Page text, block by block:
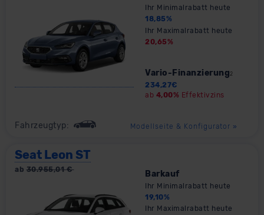
Ihr Minimalrabatt heute
18,85%
Ihr Maximalrabatt heute
20,65%
Vario-Finanzierung 2
234,27€
ab 4,00% Effektivzins
Fahrzeugtyp: Modellseite & Konfigurator »
Seat Leon ST
ab 30.955,01€ Barkauf
Ihr Minimalrabatt heute
19,10%
Ihr Maximalrabatt heute